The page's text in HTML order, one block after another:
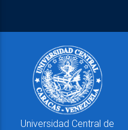
Universidad Central de